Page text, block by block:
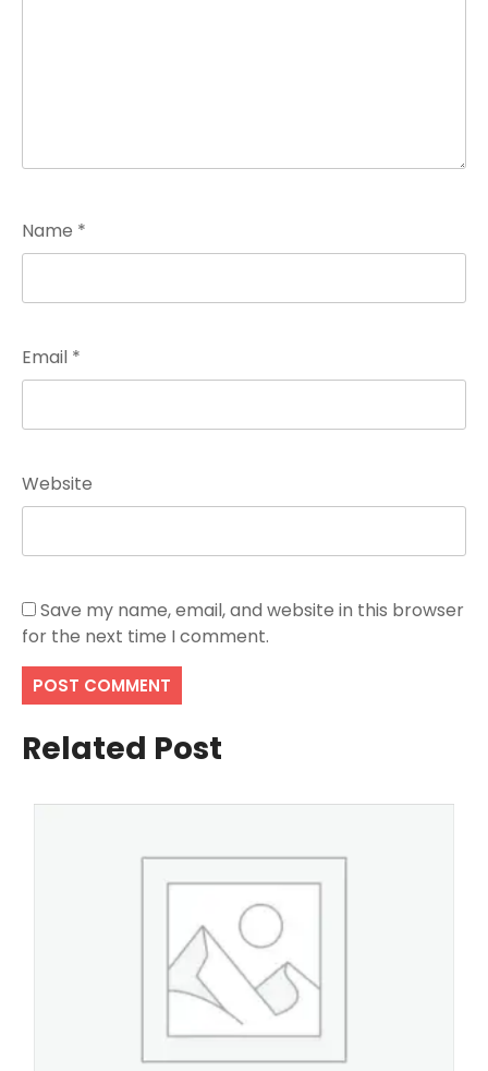
Name *
Email *
Website
Save my name, email, and website in this browser
for the next time I comment.
Related Post